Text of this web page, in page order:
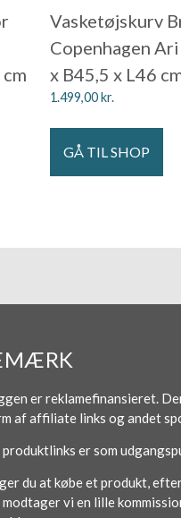
Vasketøjskurv
Copenhagen
x B45,5 x L46
1.499,00kr.
GÅ TIL SHOP
er reklamefinansieret.
af affiliate links og andet
produktlinks er som
du at købe et produkt,
modtager vi en lille